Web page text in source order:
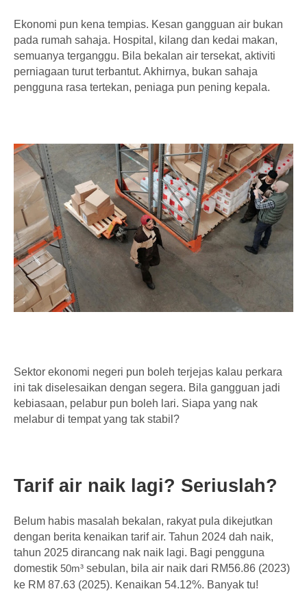
Ekonomi pun kena tempias. Kesan gangguan air bukan
pada rumah sahaja. Hospital, kilang dan kedai makan,
semuanya terganggu. Bila bekalan air tersekat, aktiviti
perniagaan turut terbantut. Akhirnya, bukan sahaja
pengguna rasa tertekan, peniaga pun pening kepala.
Sektor ekonomi negeri pun boleh terjejas kalau perkara
ini tak diselesaikan dengan segera. Bila gangguan jadi
kebiasaan, pelabur pun boleh lari. Siapa yang nak
melabur di tempat yang tak stabil?
Tarif air naik lagi? Seriuslah?
Belum habis masalah bekalan, rakyat pula dikejutkan
dengan berita kenaikan tarif air. Tahun 2024 dah naik,
tahun 2025 dirancang nak naik lagi. Bagi pengguna
domestik 50m³ sebulan, bila air naik dari RM56.86 (2023)
ke RM 87.63 (2025). Kenaikan 54.12%. Banyak tu!